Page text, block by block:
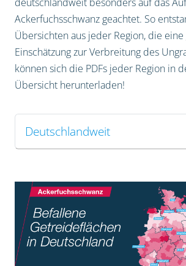
Ackerfuchsschwanz geachtet. So
Übersichten aus jeder Region, die eine
Einschätzung zur Verbreitung des
können sich die PDFs jeder Region in
Übersicht herunterladen!
Deutschlandweit